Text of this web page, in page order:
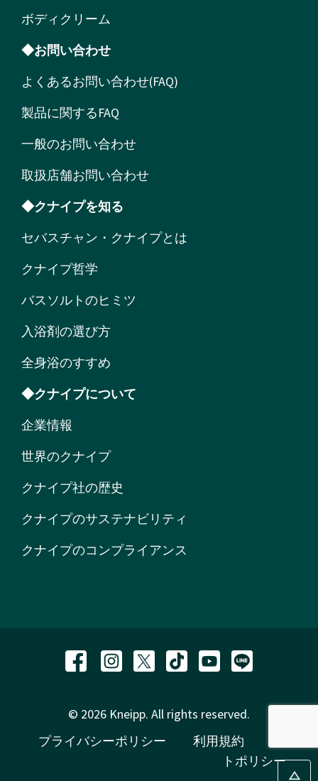
ボディクリーム
◆お問い合わせ
よくあるお問い合わせ(FAQ)
製品に関するFAQ
一般のお問い合わせ
取扱店舗お問い合わせ
◆クナイプを知る
セバスチャン・クナイプとは
クナイプ哲学
バスソルトのヒミツ
入浴剤の選び方
全身浴のすすめ
◆クナイプについて
企業情報
世界のクナイプ
クナイプ社の歴史
クナイプのサステナビリティ
クナイプのコンプライアンス
© 2026 Kneipp. All rights reserved.
プライバシーポリシー
利用規約
トポリシー